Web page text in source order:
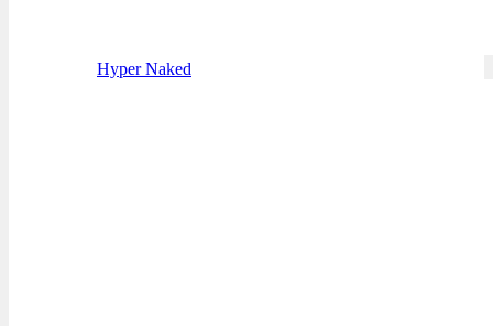
Hyper Naked